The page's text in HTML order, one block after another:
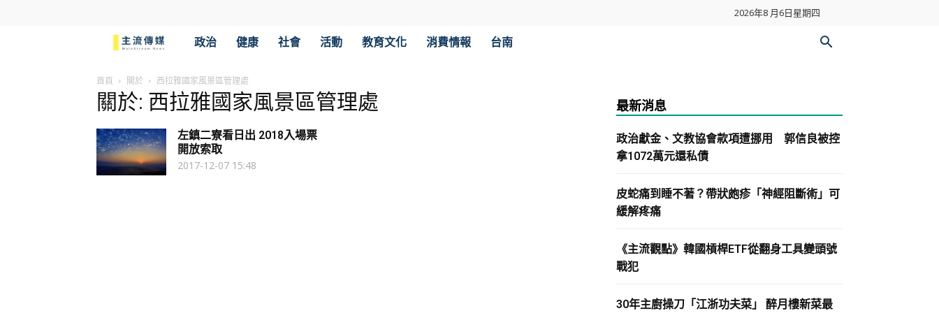
2026年8 月6日星期四
流
傳
媒
政治 健康 社會 活動 教育文化 消費情報 台南
首頁 關於 西拉雅國家風景區管理處
關於: 西拉雅國家風景區管理處
左鎮二寮看日出 2018入場票
開放索取
2017-12-07 15:48
最新消息
政治獻金、文教協會款項遭挪用 郭信良被控
拿1072萬元還私債
皮蛇痛到睡不著？帶狀皰疹「神經阻斷術」可
緩解疼痛
《主流觀點》韓國槓桿ETF從翻身工具變頭號
戰犯
30年主廚操刀「江浙功夫菜」 醉月樓新菜最